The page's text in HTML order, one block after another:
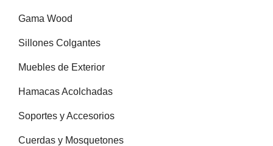
Gama Wood
Sillones Colgantes
Muebles de Exterior
Hamacas Acolchadas
Soportes y Accesorios
Cuerdas y Mosquetones